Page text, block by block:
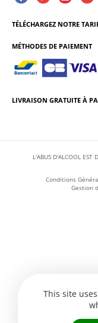
TÉLÉCHARGEZ NOTRE
MÉTHODES DE PAIEMENT
LIVRAISON GRATUITE À
L'ABUS D'ALCOOL EST
Conditions
Gestion
This site